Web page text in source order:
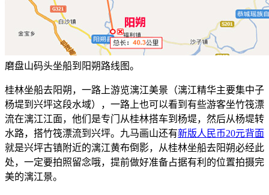
磨盘山码头坐船到阳朔路线图。
桂林坐船去阳朔，一路上游览漓江美景（漓江精华主要集中子
杨堤到兴坪这段水域），一路上也可以看到有些游客坐竹筏漂
流在漓江江面，他们是专门从桂林搭车到杨堤，然后从杨堤转
水路，搭竹筏漂流到兴坪。九马画山还有新版人民币20元背面
就是兴坪古镇附近的漓江黄布倒影，从桂林坐船去阳朔必经此
处，一定要拍照留念哦，提前做好准备占据有利的位置拍摄完
美的漓江景。